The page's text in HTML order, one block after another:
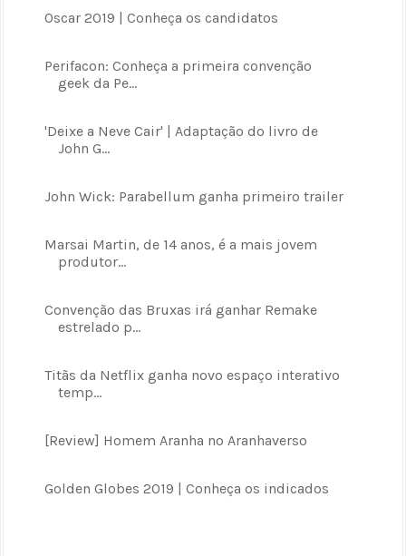
Oscar 2019 | Conheça os candidatos
Perifacon: Conheça a primeira convenção
geek da Pe...
'Deixe a Neve Cair' | Adaptação do livro de
John G...
John Wick: Parabellum ganha primeiro trailer
Marsai Martin, de 14 anos, é a mais jovem
produtor...
Convenção das Bruxas irá ganhar Remake
estrelado p...
Titãs da Netflix ganha novo espaço interativo
temp...
[Review] Homem Aranha no Aranhaverso
Golden Globes 2019 | Conheça os indicados